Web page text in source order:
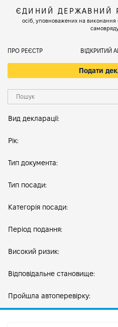
ЄДИНИЙ ДЕРЖАВНИЙ
осіб, уповноважених на
ПРО РЕЄСТР ВІДКРИТИЙ
Подати
Вид декларації:
Рік:
Тип документа:
Тип посади:
Категорія посади:
Період подання:
Високий ризик:
Відповідальне становище:
Пройшла автоперевірку: